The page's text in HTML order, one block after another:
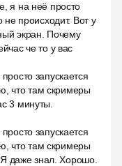
я на неё просто
не происходит. Вот у
экран. Почему
че то у вас
запускается
что там скримеры
3 минуты.
запускается
что там скримеры
даже знал. Хорошо.